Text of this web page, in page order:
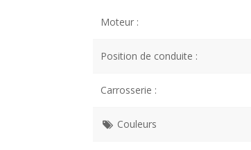
Moteur :
Position de conduite :
Carrosserie :
Couleurs